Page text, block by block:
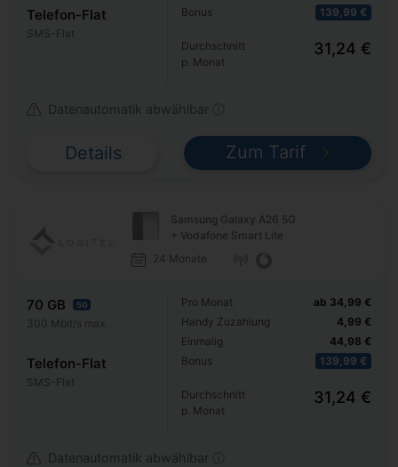
Telefon-Flat
SMS-Flat
Bonus
139,99 €
Durchschnitt
p. Monat
31,24 €
Datenautomatik abwählbar ⓘ
Details Zum Tarif
Samsung Galaxy A26 5G
+ Vodafone Smart Lite
24 Monate
70 GB 5G
300 Mbit/s max.
Telefon-Flat
SMS-Flat
Pro Monat
Handy Zuzahlung
Einmalig
Bonus
ab 34,99 €
4,99 €
44,98 €
139,99 €
Durchschnitt
p. Monat
31,24 €
Datenautomatik abwählbar ⓘ